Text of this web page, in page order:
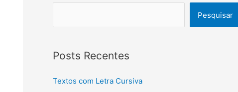
Pesquisar
Posts Recentes
Textos com Letra Cursiva